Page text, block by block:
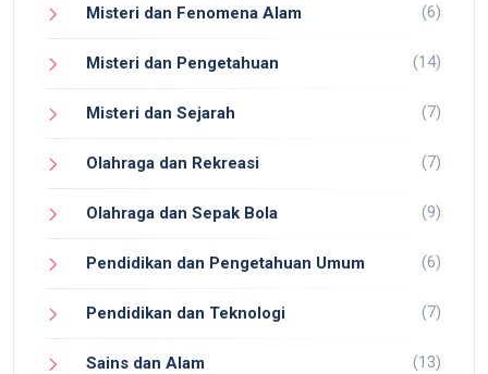
Misteri dan Fenomena Alam (6)
Misteri dan Pengetahuan (14)
Misteri dan Sejarah (7)
Olahraga dan Rekreasi (7)
Olahraga dan Sepak Bola (9)
Pendidikan dan Pengetahuan Umum (6)
Pendidikan dan Teknologi (7)
Sains dan Alam (13)